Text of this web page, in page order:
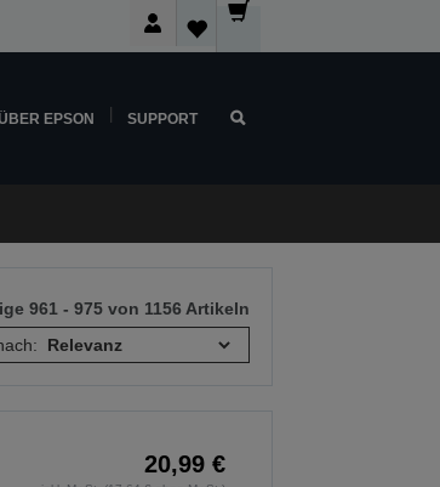
EPSON SUPPORT
961 - 975 von 1156 Artikeln
20,99 €